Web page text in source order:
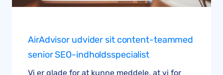
AirAdvisor udvider sit content-teammed
senior SEO-indholdsspecialist
Vi er glade for at kunne meddele, at vi for